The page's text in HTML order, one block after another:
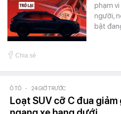
phạm
người,
bật
Chia sẻ
Ô TÔ - 24 GIỜ TRƯỚC
Loạt SUV cỡ C đua